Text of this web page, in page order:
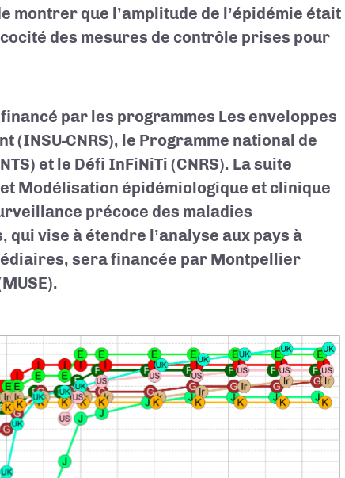
montrer que l’amplitude de l’épidémie était
des mesures de contrôle prises pour
par les programmes Les enveloppes
(INSU-CNRS), le Programme national de
et le Défi InFiNiTi (CNRS). La suite
Modélisation épidémiologique et clinique
précoce des maladies
, qui vise à étendre l’analyse aux pays à
sera financée par Montpellier